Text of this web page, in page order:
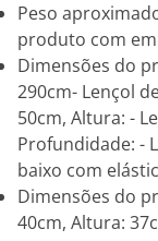
Peso
produto com
Dimensões do
290cm- Lençol
50cm, Altura: -
Profundidade: -
baixo com
Dimensões do
40cm, Altura: